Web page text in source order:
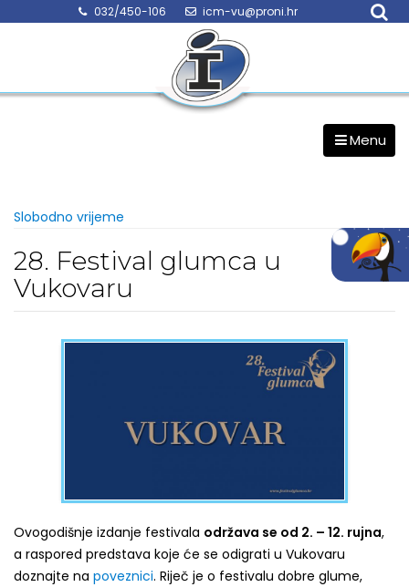
032/450-106 icm-vu@proni.hr
Menu
Slobodno vrijeme
28. Festival glumca u
Vukovaru
Ovogodišnje izdanje festivala održava se od 2. – 12. rujna,
a raspored predstava koje će se odigrati u Vukovaru
doznajte na poveznici. Riječ je o festivalu dobre glume,